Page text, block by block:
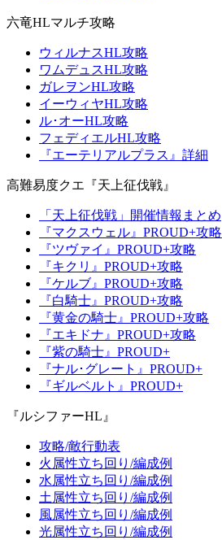
六竜HLマルチ攻略
ウィルナスHL攻略
ワムデュスHL攻略
ガレヲンHL攻略
イーウィヤHL攻略
ル･オーHL攻略
フェディエルHL攻略
『エーテリアルプラス』詳細
高難易度クエ『天上征伐戦』
「天上征伐戦」開催情報まとめ
『マクスウェル』PROUD+攻略
『ツヴァイ』PROUD+攻略
『キクリ』PROUD+攻略
『ケルブ』PROUD+攻略
『白騎士』PROUD+攻略
『黄金の騎士』PROUD+攻略
『エキドナ』PROUD+攻略
『紫の騎士』PROUD+
『ナル･グレート』PROUD+
『ギルベルト』PROUD+
『ルシファーHL』
攻略/敵行動表
火属性立ち回り/編成例
水属性立ち回り/編成例
土属性立ち回り/編成例
風属性立ち回り/編成例
光属性立ち回り/編成例